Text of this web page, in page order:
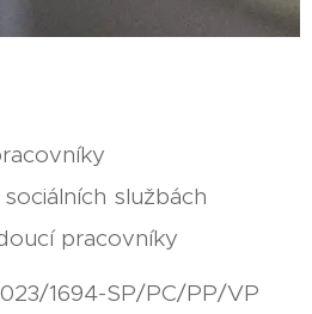
službách
pracovníky
1694-SP/PC/PP/VP